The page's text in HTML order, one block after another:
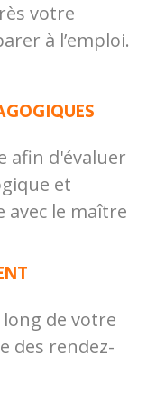
votre
à l’emploi.
afin d'évaluer
et
le maître
de votre
des rendez-